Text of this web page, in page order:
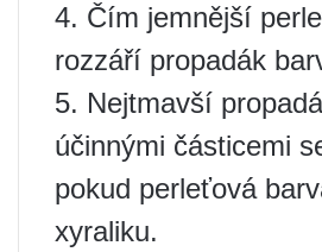
4. Čím jemnější
rozzáří propadák
5. Nejtmavší
účinnými částicemi
pokud perleťová
xyraliku.